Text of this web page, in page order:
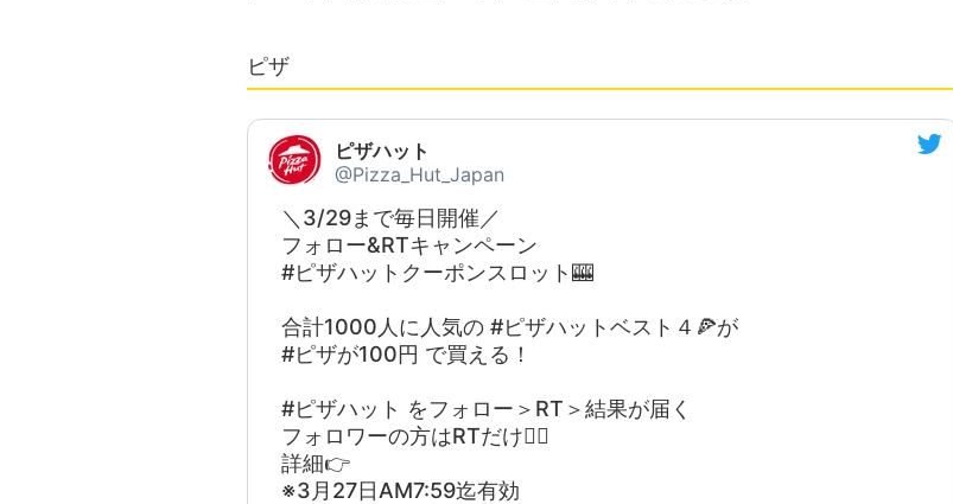
ピザ
ピザハット
@Pizza_Hut_Japan
＼3/29まで毎日開催／
フォロー&RTキャンペーン
#ピザハットクーポンスロット🎰
合計1000人に人気の #ピザハットベスト４🍕が
#ピザが100円 で買える！
#ピザハット をフォロー＞RT＞結果が届く
フォロワーの方はRTだけ🙆‍♀️
詳細👉
※3月27日AM7:59迄有効